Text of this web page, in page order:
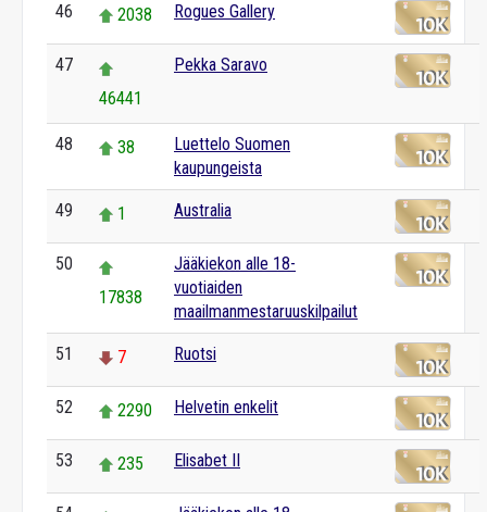
46 2038 Rogues Gallery
47
46441
Pekka Saravo
48 38
Luettelo Suomen
kaupungeista
49 1 Australia
50
17838
Jääkiekon alle 18-
vuotiaiden
maailmanmestaruuskilpailut
51 7 Ruotsi
52 2290 Helvetin enkelit
53 235 Elisabet II